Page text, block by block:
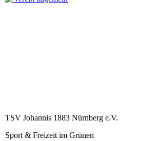
TSV Johannis 1883 Nürnberg e.V.
Sport & Freizeit im Grünen